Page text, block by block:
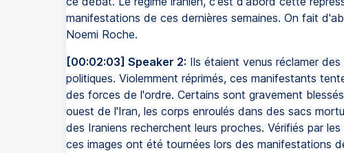
manifestations de ces dernières semaines. On fait
Noemi Roche.
[00:02:03] Speaker 2: Ils étaient venus réclamer
politiques. Violemment réprimés, ces manifestants
des forces de l'ordre. Certains sont gravement
ouest de l'Iran, les corps enroulés dans des sacs
des Iraniens recherchent leurs proches. Vérifiés par
ces images ont été tournées lors des manifestations